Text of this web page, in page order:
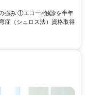
強み ①エコー×触診を半年
症（シュロス法）資格取得